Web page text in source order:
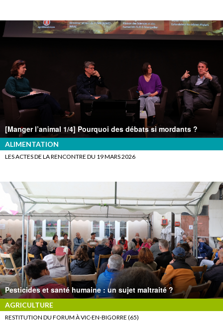
[Manger l’animal 1/4] Pourquoi des débats si mordants ?
ALIMENTATION
LES ACTES DE LA RENCONTRE DU 19 MARS 2026
Pesticides et santé humaine : un sujet maltraité ?
AGRICULTURE
RESTITUTION DU FORUM À VIC-EN-BIGORRE (65)